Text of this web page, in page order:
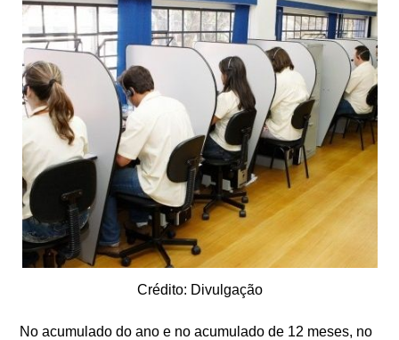
Crédito: Divulgação
No acumulado do ano e no acumulado de 12 meses, no